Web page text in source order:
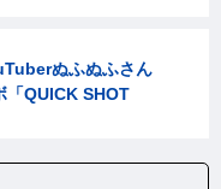
ぬふぬふさん
QUICK SHOT